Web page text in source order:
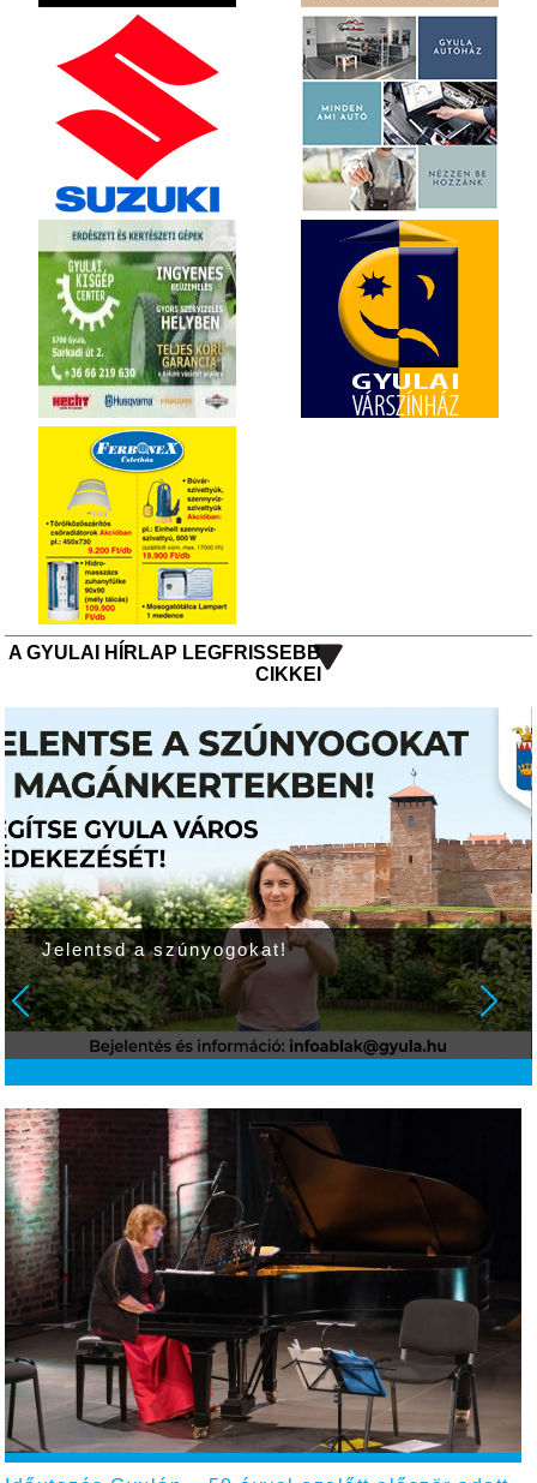
A GYULAI HÍRLAP LEGFRISSEBB
CIKKEI
Jelentsd a szúnyogokat!